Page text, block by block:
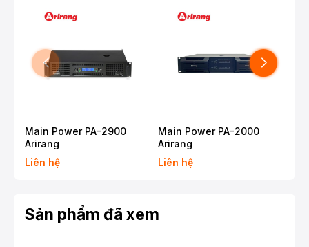
Main Power PA-2900
Arirang
Liên hệ
Main Power PA-2000
Arirang
Liên hệ
Sản phẩm đã xem